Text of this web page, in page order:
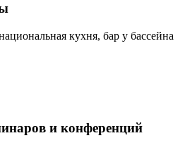
кухня, бар у бассейна
и конференций